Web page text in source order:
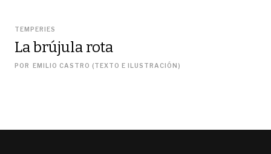
TEMPERIES
La brújula rota
POR EMILIO CASTRO (TEXTO E ILUSTRACIÓN)